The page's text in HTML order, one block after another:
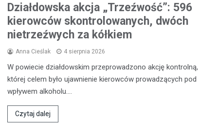
Działdowska akcja „Trzeźwość”: 596
kierowców skontrolowanych, dwóch
nietrzeźwych za kółkiem
Anna Cieślak 4 sierpnia 2026
W powiecie działdowskim przeprowadzono akcję kontrolną,
której celem było ujawnienie kierowców prowadzących pod
wpływem alkoholu.…
Czytaj dalej